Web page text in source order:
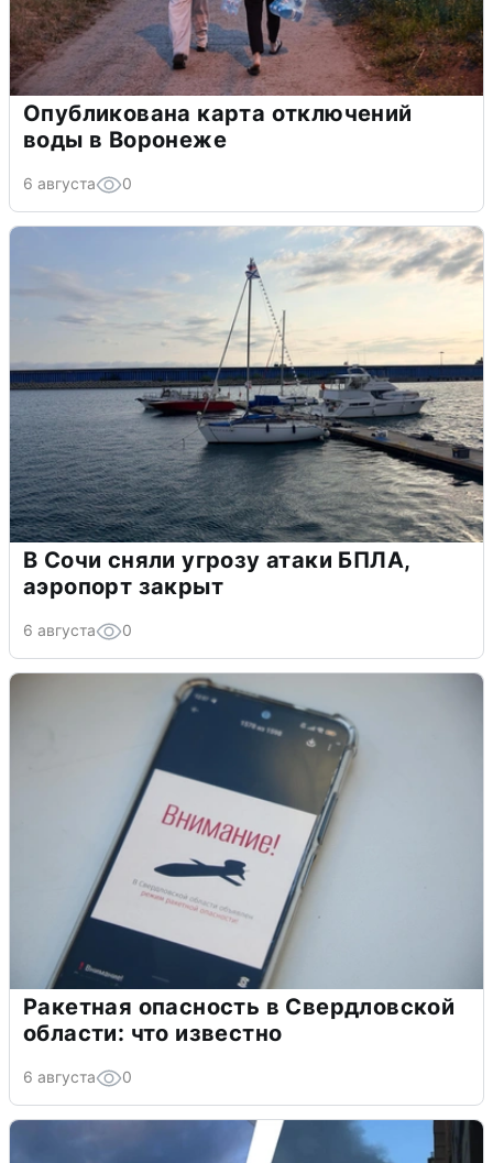
Опубликована карта отключений
воды в Воронеже
6 августа 0
В Сочи сняли угрозу атаки БПЛА,
аэропорт закрыт
6 августа 0
Ракетная опасность в Свердловской
области: что известно
6 августа 0